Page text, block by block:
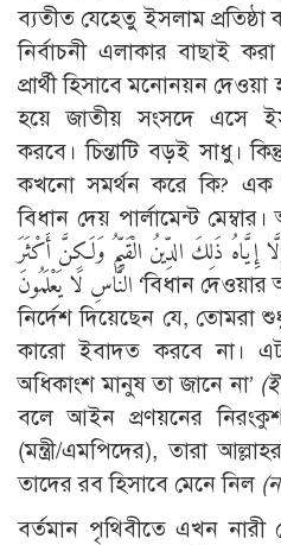
ব্যতীত যেহেতু ইসলাম প্রতিষ্ঠা
নির্বাচনী এলাকার বাছাই
প্রার্থী হিসাবে মনোনয়ন
হয়ে জাতীয় সংসদে এসে
করবে। চিন্তাটি বড়ই সাধু।
কখনো সমর্থন করে কি? এক
বিধান দেয় পার্লামেন্ট
إِيَّاهُ ذَلِكَ الدِّينُ الْقَيِّمُ وَلَكِنَّ أَكْثَرَ
النَّاسِ لَا يَعْلَمُونَ ‘বিধান দেওয়ার অধিকার শুধু আল্লাহরই। তিনি
নির্দেশ দিয়েছেন যে,
কারো ইবাদত করবে না।
অধিকাংশ মানুষ তা জানে না’
বলে আইন প্রণয়নের
(মন্ত্রী/এমপিদের), তারা
তাদের রব হিসাবে মেনে নিল
বর্তমান পৃথিবীতে এখন